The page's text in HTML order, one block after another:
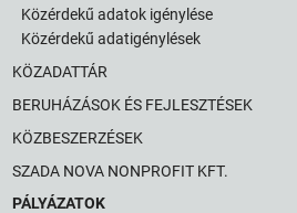
Közérdekű adatok igénylése
Közérdekű adatigénylések
KÖZADATTÁR
BERUHÁZÁSOK ÉS FEJLESZTÉSEK
KÖZBESZERZÉSEK
SZADA NOVA NONPROFIT KFT.
PÁLYÁZATOK